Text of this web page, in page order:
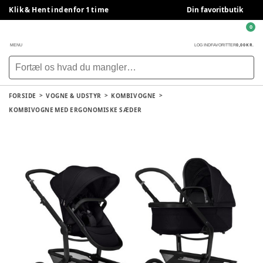
Klik & Hent indenfor 1 time Din favoritbutik
MENU LOG INDFAVORITTER0,00 KR.
0
FORSIDE VOGNE & UDSTYR
KOMBIVOGNE
KOMBIVOGNE MED ERGONOMISKE SÆDER